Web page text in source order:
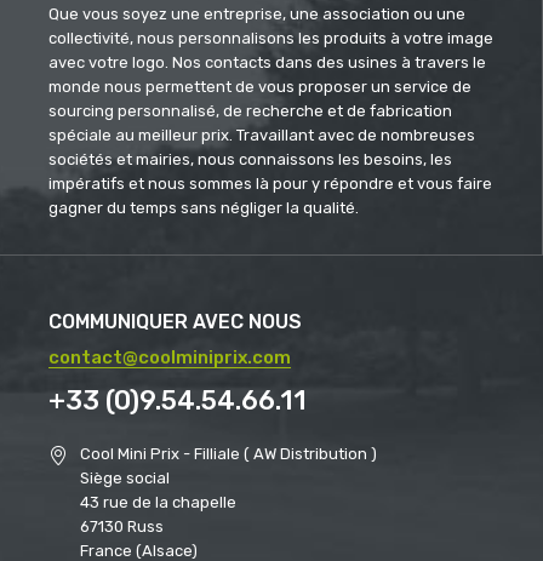
Que vous soyez une entreprise, une association ou une
collectivité, nous personnalisons les produits à votre image
avec votre logo. Nos contacts dans des usines à travers le
monde nous permettent de vous proposer un service de
sourcing personnalisé, de recherche et de fabrication
spéciale au meilleur prix. Travaillant avec de nombreuses
sociétés et mairies, nous connaissons les besoins, les
impératifs et nous sommes là pour y répondre et vous faire
gagner du temps sans négliger la qualité.
COMMUNIQUER AVEC NOUS
contact@coolminiprix.com
+33 (0)9.54.54.66.11
Cool Mini Prix - Filliale ( AW Distribution )
Siège social
43 rue de la chapelle
67130 Russ
France (Alsace)